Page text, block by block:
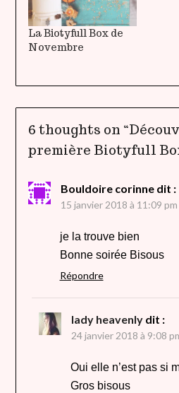
La Biotyfull Box de
Novembre
6 thoughts on “
première Biotyfull
Bouldoire corinne dit :
15 janvier 2018 à 11:09 pm
je la trouve bien
Bonne soirée Bisous
Répondre
lady heavenly dit :
24 janvier 2018 à 9:08
Oui elle n’est pas si
Gros bisous